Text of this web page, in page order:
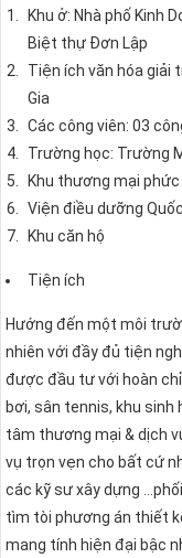
Khu ở: Nhà phố Kinh
Biệt thự Đơn Lập
Tiện ích văn hóa giải
Gia
Các công viên: 03
Trường học: Trường
Khu thương mại phức
Viện điều dưỡng
Khu căn hộ
Tiện ích
Hướng đến một môi
nhiên với đầy đủ tiện
được đầu tư với hoàn
bơi, sân tennis, khu sinh
tâm thương mại & dịch
vụ trọn vẹn cho bất cứ
các kỹ sư xây dựng
tìm tòi phương án thiết
mang tính hiện đại bậc